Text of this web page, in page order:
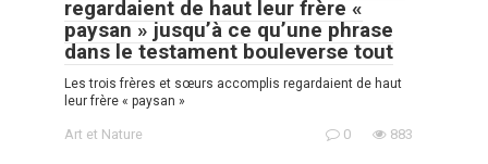
regardaient de haut leur frère «
paysan » jusqu’à ce qu’une phrase
dans le testament bouleverse tout
Les trois frères et sœurs accomplis regardaient de haut
leur frère « paysan »
Art et Nature 0 883